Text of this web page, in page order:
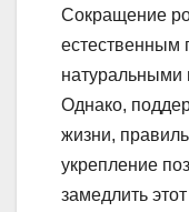
Сокращение
естественным
натуральными
Однако,
жизни,
укрепление
замедлить